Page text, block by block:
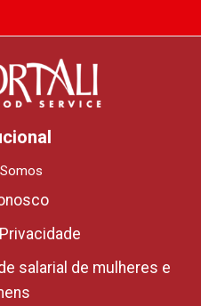
salarial de mulheres e